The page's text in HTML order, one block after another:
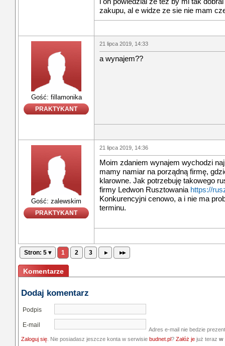
zakupu, al e widze ze sie nie mam
Gość: fillamonika
PRAKTYKANT
21 lipca 2019, 14:33
a wynajem??
Gość: zalewskim
PRAKTYKANT
21 lipca 2019, 14:36
Moim zdaniem wynajem wychodzi
mamy namiar na porządną firmę,
klarowne. Jak potrzebuję takowego
firmy Ledwon Rusztowania https://
Konkurencyjni cenowo, a i nie ma
terminu.
Stron: 5 ▾ 1 2 3 ▸ ▸▸
Komentarze
Dodaj komentarz
Podpis
E-mail
Adres e-mail nie bedzie
Zaloguj się . Nie posiadasz jeszcze konta w serwisie budnet.pl? Załóż je już teraz w